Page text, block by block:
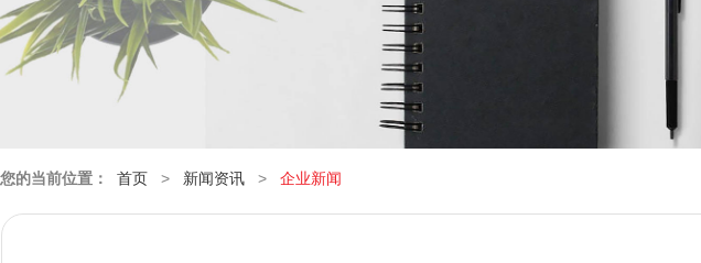
您的当前位置： 首页 > 新闻资讯 > 企业新闻